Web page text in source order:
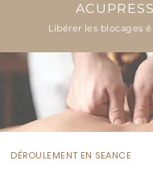
Libérer les blocages
DÉROULEMENT EN SEANCE